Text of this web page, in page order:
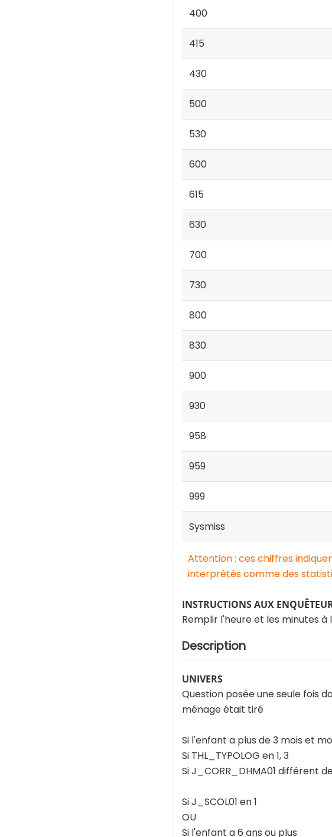
400
415
430
500
530
600
615
630
700
730
800
830
900
930
958
959
999
Sysmiss
Attention : ces chiffres
interprétés comme des
INSTRUCTIONS AUX
Remplir l'heure et les minutes à
Description
UNIVERS
Question posée une seule fois
ménage était tiré
Si l'enfant a plus de 3 mois et
Si THL_TYPOLOG en 1, 3
Si J_CORR_DHMA01 différent
Si J_SCOL01 en 1
OU
Si l'enfant a 6 ans ou plus